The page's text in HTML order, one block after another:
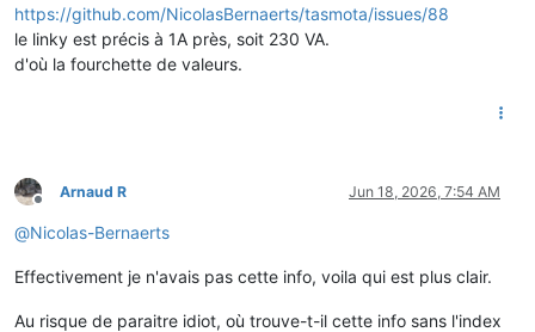
https://github.com/NicolasBernaerts/tasmota/issues/88
le linky est précis à 1A près, soit 230 VA.
d'où la fourchette de valeurs.
Offline
Arnaud R Jun 18, 2026, 7:54 AM
@Nicolas-Bernaerts
Effectivement je n'avais pas cette info, voila qui est plus clair.
Au risque de paraitre idiot, où trouve-t-il cette info sans l'index